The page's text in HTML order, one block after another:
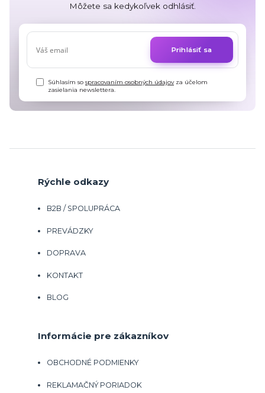
Môžete sa kedykoľvek odhlásiť.
Prihlásiť sa
Súhlasím sospracovaním osobných údajovza účelom
zasielania newslettera.
Rýchle odkazy
B2B / SPOLUPRÁCA
PREVÁDZKY
DOPRAVA
KONTAKT
BLOG
Informácie pre zákazníkov
OBCHODNÉ PODMIENKY
REKLAMAČNÝ PORIADOK